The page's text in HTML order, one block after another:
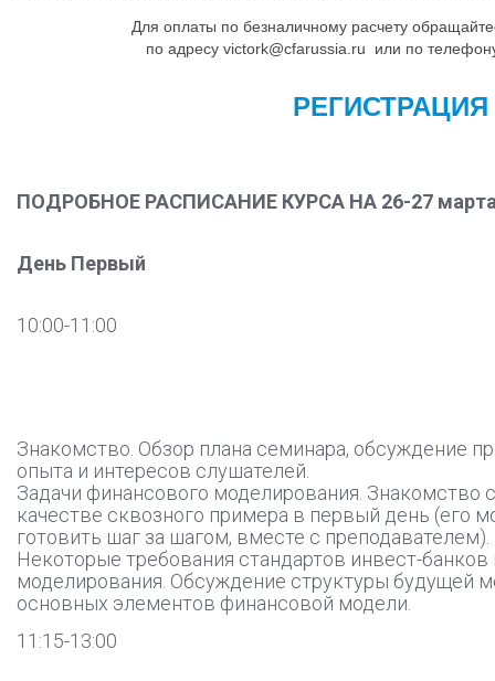
Для оплаты по безналичному расчету
по адресу victork@cfarussia.ru или по
РЕГИСТРАЦИЯ
ПОДРОБНОЕ РАСПИСАНИЕ КУРСА НА 26-27 марта
День Первый
10:00-11:00
Знакомство. Обзор плана семинара, обсуждение
опыта и интересов слушателей.
Задачи финансового моделирования. Знакомство
качестве сквозного примера в первый день (его
готовить шаг за шагом, вместе с преподавателем).
Некоторые требования стандартов инвест-
моделирования. Обсуждение структуры будущей
основных элементов финансовой модели.
11:15-13:00